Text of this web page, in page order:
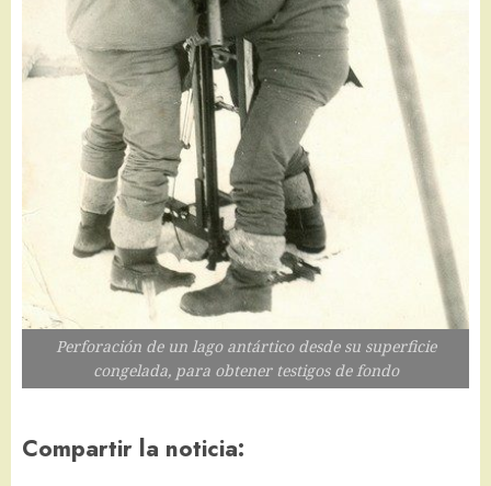
Perforación de un lago antártico desde su superficie
congelada, para obtener testigos de fondo
Compartir la noticia: